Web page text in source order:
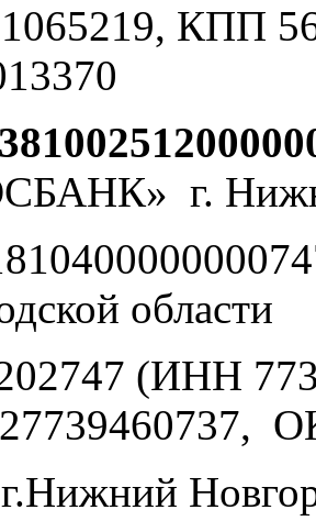
КПП
г.
области
(ИНН